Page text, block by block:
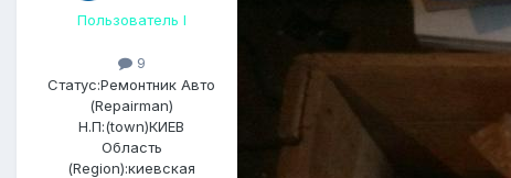
Пользователь I
9
Статус:Ремонтник Авто
(Repairman)
Н.П:(town)КИЕВ
Область
(Region):киевская